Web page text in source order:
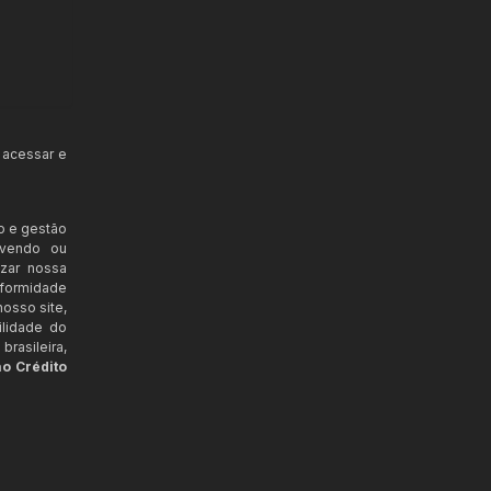
e
e gestão
ou
nossa
site,
do
Crédito